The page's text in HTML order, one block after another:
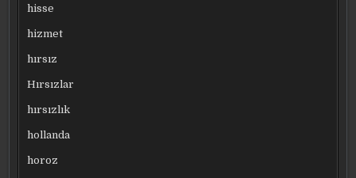
hisse
hizmet
hırsız
Hırsızlar
hırsızlık
hollanda
horoz